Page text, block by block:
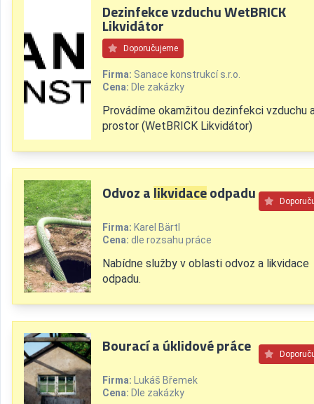
Dezinfekce vzduchu WetBRICK
Likvidátor
Doporučujeme
Firma: Sanace konstrukcí s.r.o.
Cena: Dle zakázky
Provádíme okamžitou dezinfekci vzduchu
prostor (WetBRICK Likvidátor)
Odvoz alikvidaceodpadu
Firma: Karel Bärtl
Cena: dle rozsahu práce
Nabídne služby v oblasti odvoz a likvidace
odpadu.
Bourací a úklidové práce
Firma:
Lukáš Břemek
Cena: Dle zakázky